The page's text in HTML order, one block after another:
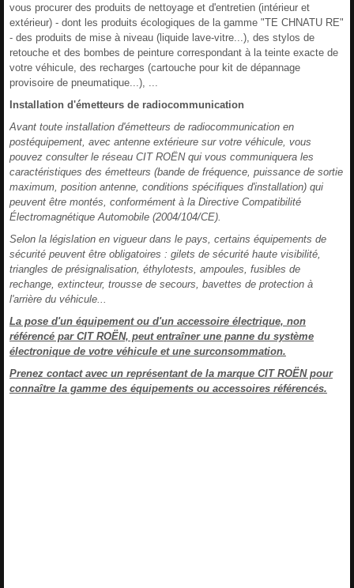
vous procurer des produits de nettoyage et d'entretien (intérieur et
extérieur) - dont les produits écologiques de la gamme "TE CHNATU RE"
- des produits de mise à niveau (liquide lave-vitre...), des stylos de
retouche et des bombes de peinture correspondant à la teinte exacte de
votre véhicule, des recharges (cartouche pour kit de dépannage
provisoire de pneumatique...), ...
Installation d'émetteurs de radiocommunication
Avant toute installation d'émetteurs de radiocommunication en
postéquipement, avec antenne extérieure sur votre véhicule, vous
pouvez consulter le réseau CIT ROËN qui vous communiquera les
caractéristiques des émetteurs (bande de fréquence, puissance de sortie
maximum, position antenne, conditions spécifiques d'installation) qui
peuvent être montés, conformément à la Directive Compatibilité
Électromagnétique Automobile (2004/104/CE).
Selon la législation en vigueur dans le pays, certains équipements de
sécurité peuvent être obligatoires : gilets de sécurité haute visibilité,
triangles de présignalisation, éthylotests, ampoules, fusibles de
rechange, extincteur, trousse de secours, bavettes de protection à
l'arrière du véhicule...
La pose d'un équipement ou d'un accessoire électrique, non
référencé par CIT ROËN, peut entraîner une panne du système
électronique de votre véhicule et une surconsommation.
Prenez contact avec un représentant de la marque CIT ROËN pour
connaître la gamme des équipements ou accessoires référencés.